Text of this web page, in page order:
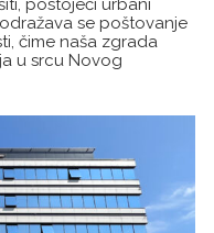
postojeći urbani
se poštovanje
čime naša zgrada
u srcu Novog